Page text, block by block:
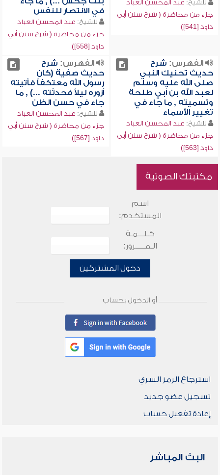
للشيخ: عبد المحسن العباد
جزء من محاضرة ( شرح سنن أبي
داود [541])
في الانتصار للنفس
للشيخ: عبد المحسن العباد
جزء من محاضرة ( شرح سنن أبي
داود [558])
الفهرس: شرح
حديث تحنيك النبي
صلى الله عليه وسلم
لعبد الله بن أبي طلحة
وتسميته , ما جاء في
تغيير الأسماء
للشيخ: عبد المحسن العباد
جزء من محاضرة ( شرح سنن أبي
داود [563])
الفهرس: شرح
حديث صفية (كان
رسول الله معتكفاً فأتيته
أزوره ليلاً فحدثته ...) , ما
جاء في حسن الظن
للشيخ: عبد المحسن العباد
جزء من محاضرة ( شرح سنن أبي
داود [567])
مكتبتك الصوتية
اسم
المستخدم:
كـلـــمـة
الـمـــــرور:
دخول المشتركين
أو الدخول بحساب
استرجاع الرمز السري
تسجيل عضو جديد
إعادة تفعيل حساب
البث المباشر